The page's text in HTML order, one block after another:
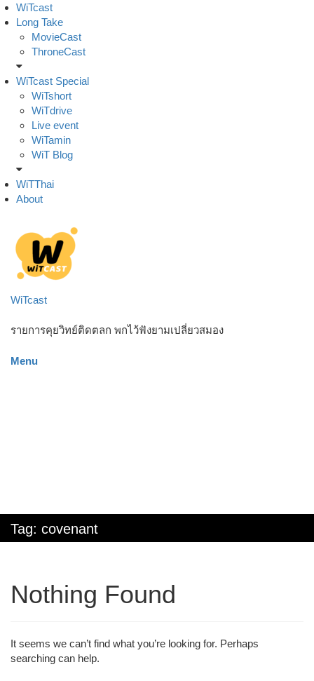
Skip
to
content
WiTcast
Long Take
MovieCast
ThroneCast
WiTcast Special
WiTshort
WiTdrive
Live event
WiTamin
WiT Blog
WiTThai
About
WiTcast
รายการคุยวิทย์ติดตลก พกไว้ฟังยามเปลี่ยวสมอง
Menu
Tag: covenant
Nothing Found
It seems we can’t find what you’re looking for. Perhaps
searching can help.